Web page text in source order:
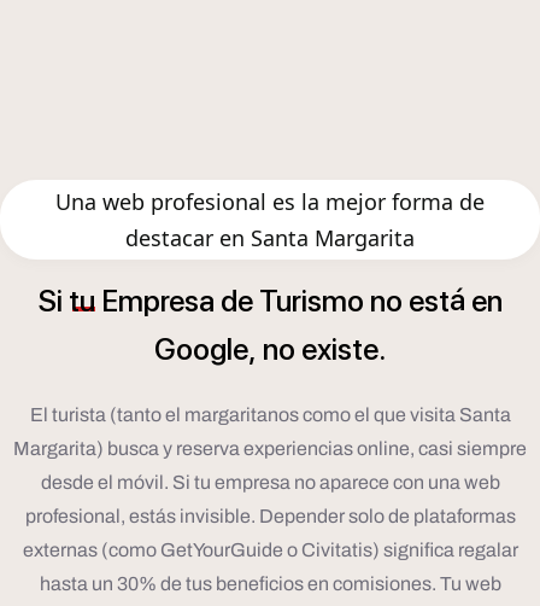
Una web profesional es la mejor forma de
destacar en Santa Margarita
Si tu Empresa de Turismo no está en
Google, no existe.
El turista (tanto el margaritanos como el que visita Santa
Margarita) busca y reserva experiencias online, casi siempre
desde el móvil. Si tu empresa no aparece con una web
profesional, estás invisible. Depender solo de plataformas
externas (como GetYourGuide o Civitatis) significa regalar
hasta un 30% de tus beneficios en comisiones. Tu web